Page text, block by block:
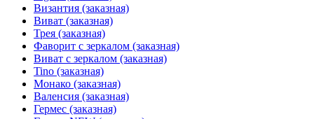
Византия (заказная)
Виват (заказная)
Трея (заказная)
Фаворит с зеркалом (заказная)
Виват с зеркалом (заказная)
Tino (заказная)
Монако (заказная)
Валенсия (заказная)
Гермес (заказная)